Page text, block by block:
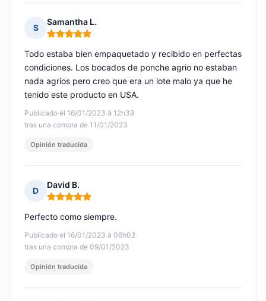
S
Samantha L.
Nota: 5 de 5
Publicado el 16/01/2023 à 12h39
tras una compra de 11/01/2023
Todo estaba bien empaquetado y recibido en perfectas
condiciones. Los bocados de ponche agrio no estaban
nada agrios pero creo que era un lote malo ya que he
tenido este producto en USA.
Opinión traducida
D
David B.
Nota: 5 de 5
Publicado el 16/01/2023 à 06h02
tras una compra de 09/01/2023
Perfecto como siempre.
Opinión traducida